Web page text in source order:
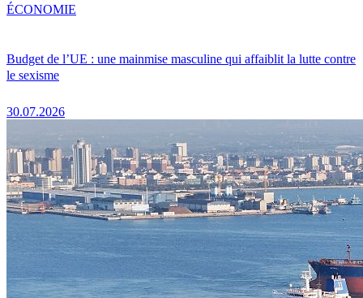
Budget de l’UE : une mainmise masculine qui affaiblit la lutte contre
le sexisme
30.07.2026
ÉCONOMIE